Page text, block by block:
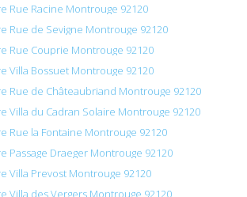
Rue Racine Montrouge 92120
Rue de Sevigne Montrouge 92120
Rue Couprie Montrouge 92120
Villa Bossuet Montrouge 92120
Rue de Châteaubriand Montrouge 92120
Villa du Cadran Solaire Montrouge 92120
Rue la Fontaine Montrouge 92120
Passage Draeger Montrouge 92120
Villa Prevost Montrouge 92120
Villa des Vergers Montrouge 92120